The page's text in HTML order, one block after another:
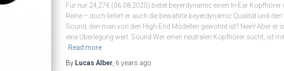
Für nur 24,27€ (06.08.2020) bietet beyerdynamic einen In-Ear Kopfhörer
Reihe – doch liefert er auch die bewährte beyerdynamic Qualität und
Sound, den man von den High-End Modellen gewohnt ist? Nein! Aber er
eine Überlegung wert. Sound Wer einen neutralen Kopfhörer sucht, ist
Read more
By Lucas Alber 6 years ago